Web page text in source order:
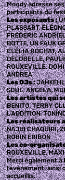
Moody adresse
participants du
Les exposants :
PLASSART,
FRÉDERIC
BOTTE, UN FAUX
CLÉLIA ROCHAT,
DELOBELLE,
ROUXEVILLE,
ANDREA
Les DJs :
SOUL, ANGELA,
Les artistes qui
BENITO, TERRY
L’ADDITION,
Les réalisateurs
NAJIB CHAQUIRI,
ROBIN ERIBON
Les co-
ROUXEVILLE,
Merci également à
l’événement, ainsi
accueillis.